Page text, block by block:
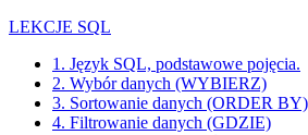
LEKCJE SQL
1. Język SQL, podstawowe pojęcia.
2. Wybór danych (WYBIERZ)
3. Sortowanie danych (ORDER BY)
4. Filtrowanie danych (GDZIE)